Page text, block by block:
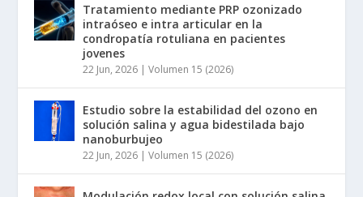
Tratamiento mediante PRP ozonizado
intraóseo e intra articular en la
condropatía rotuliana en pacientes
jovenes
22 Jun, 2026 |Volumen 15 (2026)
Estudio sobre la estabilidad del ozono en
solución salina y agua bidestilada bajo
nanoburbujeo
22 Jun, 2026 |Volumen 15 (2026)